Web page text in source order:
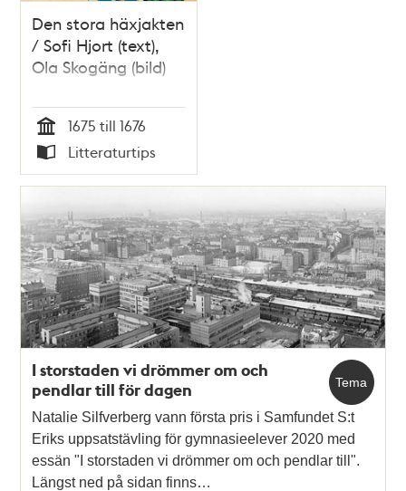
Den stora häxjakten
/ Sofi Hjort (text),
Ola Skogäng (bild)
Tid
1675 till 1676
Typ
Litteraturtips
Tema
I storstaden vi drömmer om och
pendlar till för dagen
Natalie Silfverberg vann första pris i Samfundet S:t
Eriks uppsatstävling för gymnasieelever 2020 med
essän "I storstaden vi drömmer om och pendlar till".
Längst ned på sidan finns…